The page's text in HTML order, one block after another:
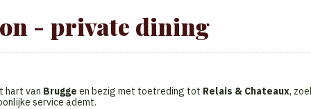
- private dining
hart van Brugge en bezig met toetreding tot Relais & Chateaux,
service ademt.